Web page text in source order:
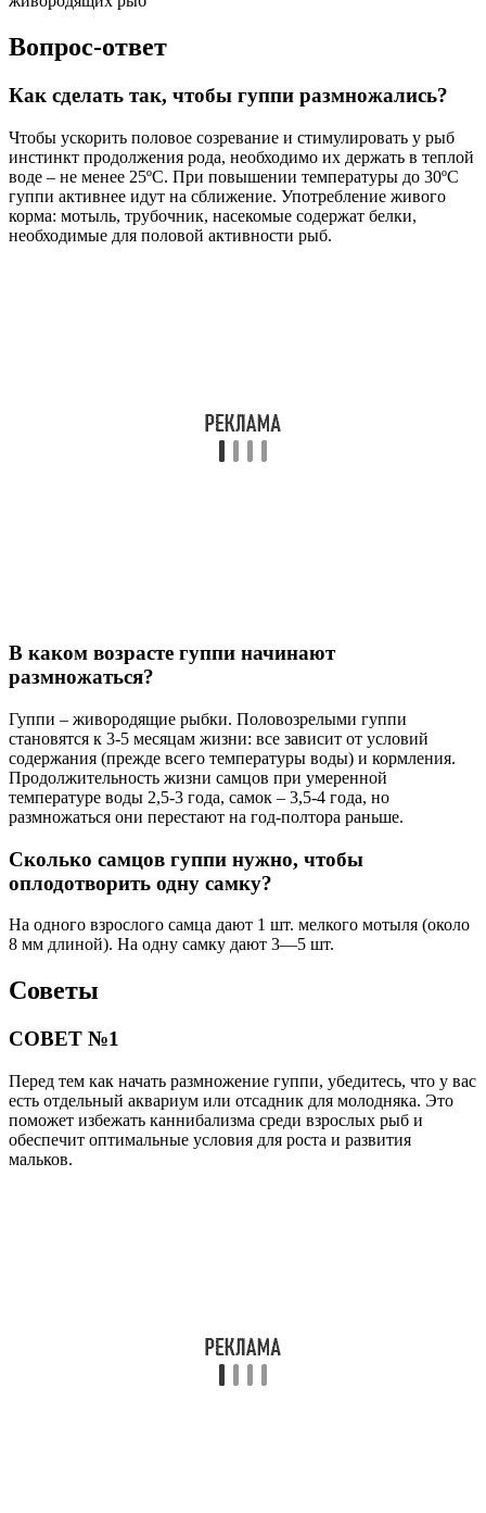
Вопрос-ответ
Как сделать так, чтобы гуппи размножались?
Чтобы ускорить половое созревание и стимулировать у рыб
инстинкт продолжения рода, необходимо их держать в теплой
воде – не менее 25ºC. При повышении температуры до 30ºC
гуппи активнее идут на сближение. Употребление живого
корма: мотыль, трубочник, насекомые содержат белки,
необходимые для половой активности рыб.
В каком возрасте гуппи начинают
размножаться?
Гуппи – живородящие рыбки. Половозрелыми гуппи
становятся к 3-5 месяцам жизни: все зависит от условий
содержания (прежде всего температуры воды) и кормления.
Продолжительность жизни самцов при умеренной
температуре воды 2,5-3 года, самок – 3,5-4 года, но
размножаться они перестают на год-полтора раньше.
Сколько самцов гуппи нужно, чтобы
оплодотворить одну самку?
На одного взрослого самца дают 1 шт. мелкого мотыля (около
8 мм длиной). На одну самку дают 3—5 шт.
Советы
СОВЕТ №1
Перед тем как начать размножение гуппи, убедитесь, что у вас
есть отдельный аквариум или отсадник для молодняка. Это
поможет избежать каннибализма среди взрослых рыб и
обеспечит оптимальные условия для роста и развития
мальков.